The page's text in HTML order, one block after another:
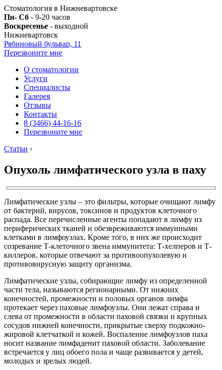
Стоматология в Нижневартовске
Пн- Сб - 9-20 часов
Воскресенье - выходной
Нижневартовск
Рябиновый бульвар, 11
Перезвоните мне
О стоматологии
Услуги
Специалисты
Галерея
Отзывы
Контакты
8 (3466) 44-16-16
Перезвоните мне
Статьи ›
Опухоль лимфатического узла в паху
Лимфатические узлы – это фильтры, которые очищают лимфу
от бактерий, вирусов, токсинов и продуктов клеточного
распада. Все перечисленные агенты попадают в лимфу из
периферических тканей и обезвреживаются иммунными
клетками в лимфоузлах. Кроме того, в них же происходит
созревание Т-клеточного звена иммунитета: Т-хелперов и Т-
киллеров, которые отвечают за противоопухолевую и
противовирусную защиту организма.
Лимфатические узлы, собирающие лимфу из определенной
части тела, называются регионарными. От нижних
конечностей, промежности и половых органов лимфа
протекает через паховые лимфоузлы. Они лежат справа и
слева от промежности в области паховой связки и крупных
сосудов нижней конечности, прикрытые сверху подкожно-
жировой клетчаткой и кожей. Воспаление лимфоузлов паха
носит название лимфаденит паховой области. Заболевание
встречается у лиц обоего пола и чаще развивается у детей,
молодых и зрелых людей.